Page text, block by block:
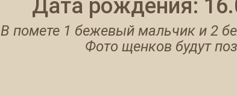
Дата рождения:
В помете 1 бежевый мальчик и 2
Фото щенков будут